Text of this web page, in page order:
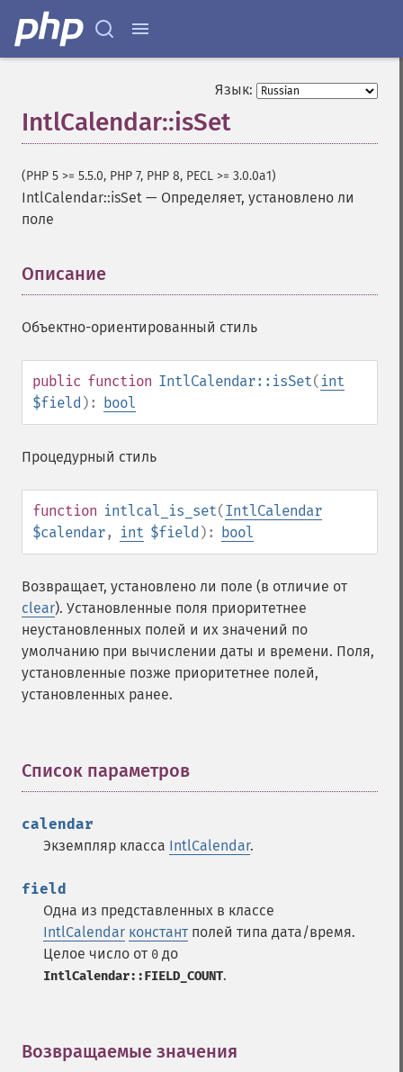
Язык:
IntlCalendar::isSet
(PHP 5 >= 5.5.0, PHP 7, PHP 8, PECL >= 3.0.0a1)
IntlCalendar::isSet — Определяет, установлено ли
поле
Описание
Объектно-ориентированный стиль
public function IntlCalendar::isSet( int
$field ): bool
Процедурный стиль
function intlcal_is_set(IntlCalendar
$calendar, int $field ): bool
Возвращает, установлено ли поле (в отличие от
clear). Установленные поля приоритетнее
неустановленных полей и их значений по
умолчанию при вычислении даты и времени. Поля,
установленные позже приоритетнее полей,
установленных ранее.
Список параметров
calendar
Экземпляр класса IntlCalendar.
field
Одна из представленных в классе
IntlCalendar констант полей типа дата/время.
Целое число от 0 до
IntlCalendar::FIELD_COUNT.
Возвращаемые значения